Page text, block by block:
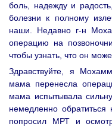
боль, надежду и
болезни к полному
наши. Недавно г-н
операцию на
чтобы узнать, что он
Здравствуйте, я
мама перенесла
мама испытывала
немедленно обратиться
попросил МРТ и